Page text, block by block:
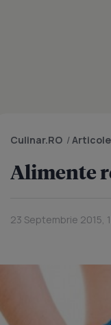
Culinar.RO /Articole
Alimente
23 Septembrie 2015,